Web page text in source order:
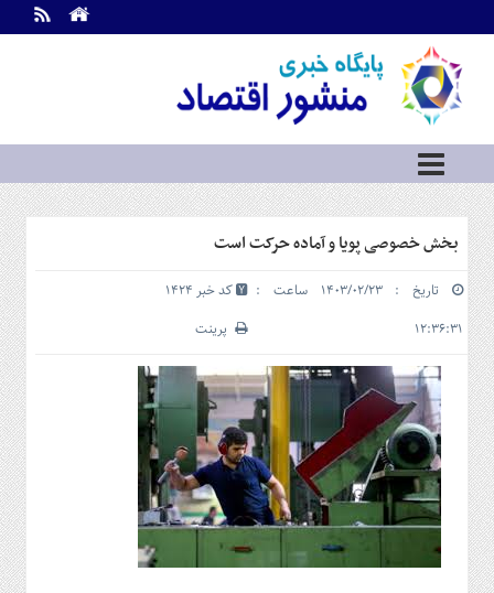
اطلاعات
تماس
ما
درباره
ما
سرویس
ها
بازار
سرمایه
و
بورس
مسکن
و
شهری
گاز
و
پتروشیمی
بخش خصوصی پویا و آماده حرکت است
تاریخ : ۱۴۰۳/۰۲/۲۳ ساعت :
۱۲:۳۶:۳۱
کد خبر 1424
پرینت